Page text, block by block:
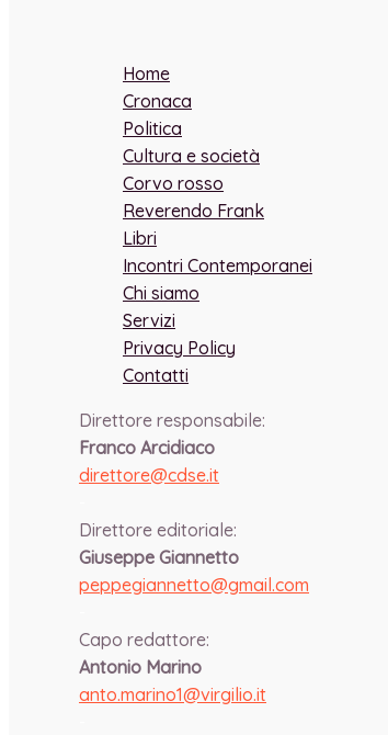
Home
Cronaca
Politica
Cultura e società
Corvo rosso
Reverendo Frank
Libri
Incontri Contemporanei
Chi siamo
Servizi
Privacy Policy
Contatti
Direttore responsabile:
Franco Arcidiaco
direttore@cdse.it
Direttore editoriale:
Giuseppe Giannetto
peppegiannetto@gmail.com
Capo redattore:
Antonio Marino
anto.marino1@virgilio.it